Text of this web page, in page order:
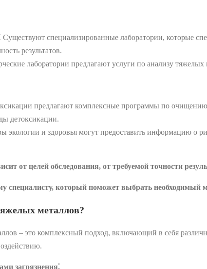
⁚ Существуют специализированные лаборатории, которые
результатов.
лаборатории предлагают услуги по анализу
предлагают комплексные программы по
детоксикации.
экологии и здоровья могут предоставить информацию о
от целей обследования, от требуемой точности
специалисту, который поможет выбрать необходимый
металлов?
– это комплексный подход, включающий в себя
загрязнения⁚